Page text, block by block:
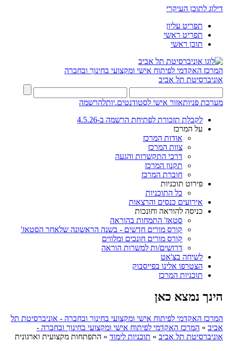
דילוג לתוכן העיקרי
תפריט עליון
תפריט ראשי
תוכן ראשי
המרכז האקדמי לפיתוח אישי ומקצועי בחינוך ובחברה
אוניברסיטת תל אביב
מערכת פניותאזור אישי לסטודנטים.יותלהרשמה
לקבלת תזכורת לפתיחת הרשמה ב-4.5.26
על המרכז
אודות המרכז
צוות המרכז
דרכי התקשרות והגעה
תקנון המרכז
חוברת המרכז
פירוט תוכניות
כל התוכניות
אירועים כנסים והרצאות
כניסה להוראה וחונכות
סטאז' התמחות בהוראה
קורס מורים חדשים - בשנה הראשונה שלאחר הסטאז'
קורס מורים חונכים ומלווים
דרושים/ות למשרות הוראה
לשיחה בצ'אט
הצטרפו אלינו בפייסבוק
תוכניות המרכז
הינך נמצא כאן
המרכז האקדמי לפיתוח אישי ומקצועי בחינוך ובחברה - אוניברסיטת תל
אביב » המרכז האקדמי לפיתוח אישי ומקצועי בחינוך ובחברה -
אוניברסיטת תל אביב » תוכניות לימוד » התפתחות מקצועית וארגונית